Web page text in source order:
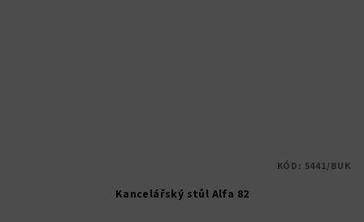
Kancelářský stůl Alfa 82
KÓD: 5441/BUK